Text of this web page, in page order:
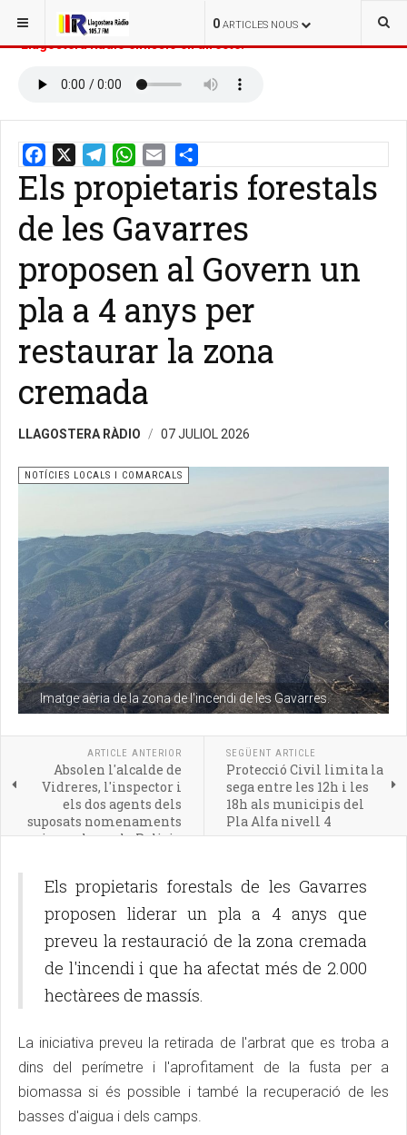
0 ARTICLES NOUS
ESTÀS AQUÍ: INICI
Llagostera Ràdio emissió en directe:
EmailShare
Els propietaris forestals
de les Gavarres
proposen al Govern un
pla a 4 anys per
restaurar la zona
cremada
LLAGOSTERA RÀDIO 07 JULIOL 2026
Imatge aèria de la zona de l'incendi de les Gavarres.
NOTÍCIES LOCALS I COMARCALS
ARTICLE ANTERIOR
Absolen l'alcalde de
Vidreres, l'inspector i
els dos agents dels
suposats nomenaments
irregulars a la Policia
SEGÜENT ARTICLE
Protecció Civil limita la
sega entre les 12h i les
18h als municipis del
Pla Alfa nivell 4
Els propietaris forestals de les Gavarres
proposen liderar un pla a 4 anys que
preveu la restauració de la zona cremada
de l'incendi i que ha afectat més de 2.000
hectàrees de massís.
La iniciativa preveu la retirada de l'arbrat que es troba a
dins del perímetre i l'aprofitament de la fusta per a
biomassa si és possible i també la recuperació de les
basses d'aigua i dels camps.